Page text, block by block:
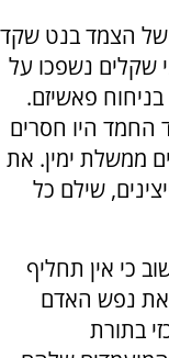
של הצמד בנט שקד
שקלים נשפכו על
פאשיזם.
החמד היו חסרים
ממשלת ימין. את
שילם כל
כי אין תחליף
את נפש האדם
בתורת